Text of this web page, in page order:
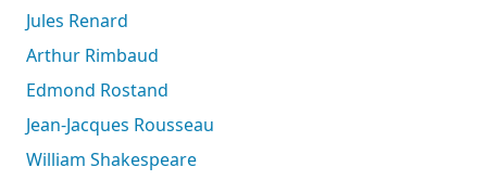
Jules Renard
Arthur Rimbaud
Edmond Rostand
Jean-Jacques Rousseau
William Shakespeare